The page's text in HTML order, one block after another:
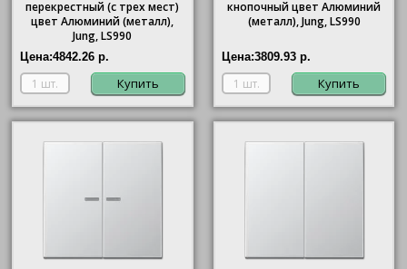
перекрестный (с трех мест)
цвет Алюминий (металл),
Jung, LS990
Цена:4842.26 р.
Купить
кнопочный цвет Алюминий
(металл), Jung, LS990
Цена:3809.93 р.
Купить